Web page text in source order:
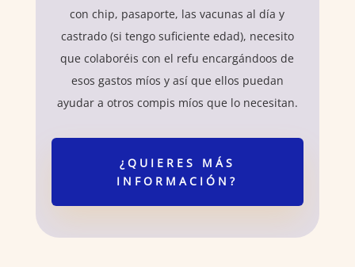
con chip, pasaporte, las vacunas al día y
castrado (si tengo suficiente edad), necesito
que colaboréis con el refu encargándoos de
esos gastos míos y así que ellos puedan
ayudar a otros compis míos que lo necesitan.
¿QUIERES MÁS
INFORMACIÓN?